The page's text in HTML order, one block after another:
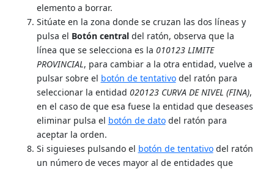
elemento a borrar.
Sitúate en la zona donde se cruzan las dos líneas y
pulsa el Botón centraldel ratón, observa que la
línea que se selecciona es la 010123 LIMITE
PROVINCIAL, para cambiar a la otra entidad, vuelve a
pulsar sobre el botón de tentativodel ratón para
seleccionar la entidad 020123 CURVA DE NIVEL (FINA),
en el caso de que esa fuese la entidad que deseases
eliminar pulsa el botón de datodel ratón para
aceptar la orden.
Si siguieses pulsando el botón de tentativodel ratón
un número de veces mayor al de entidades que